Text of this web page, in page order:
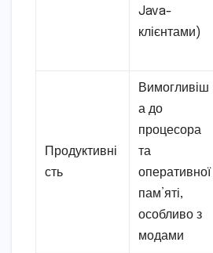
Java-
клієнтами)
Продуктивні
сть
Вимогливіш
а до
процесора
та
оперативної
пам’яті,
особливо з
модами